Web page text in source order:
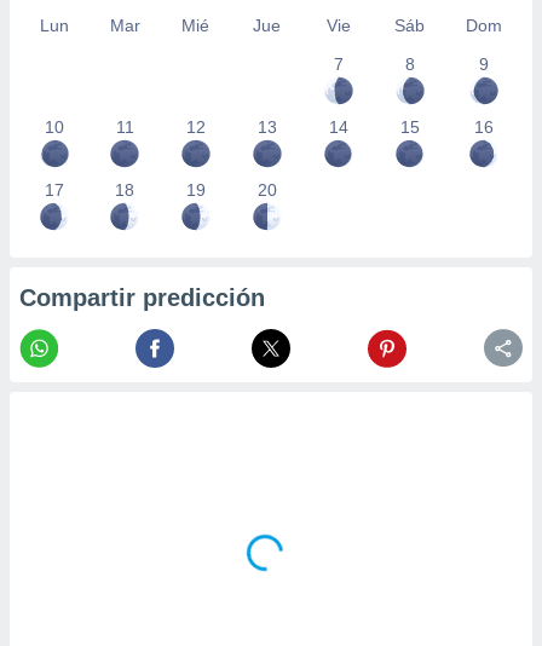
Lun Mar Mié Jue Vie Sáb
Dom
7
8 9
10 11 12 13 14 15 16
17 18 19 20
Compartir predicción